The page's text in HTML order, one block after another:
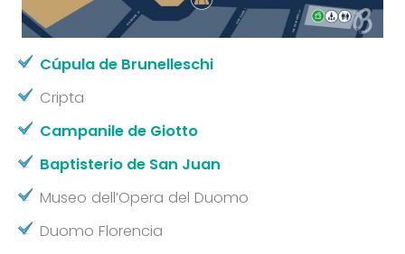
Cúpula de Brunelleschi
Cripta
Campanile de Giotto
Baptisterio de San Juan
Museo dell’Opera del Duomo
Duomo Florencia